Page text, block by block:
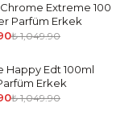
Extreme 100
Parfüm Erkek
₺ 1,049.90
Happy Edt 100ml
Erkek
₺ 1,049.90